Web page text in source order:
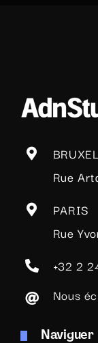
Rue
PARIS
Rue
+32 2
Nous
Naviguer